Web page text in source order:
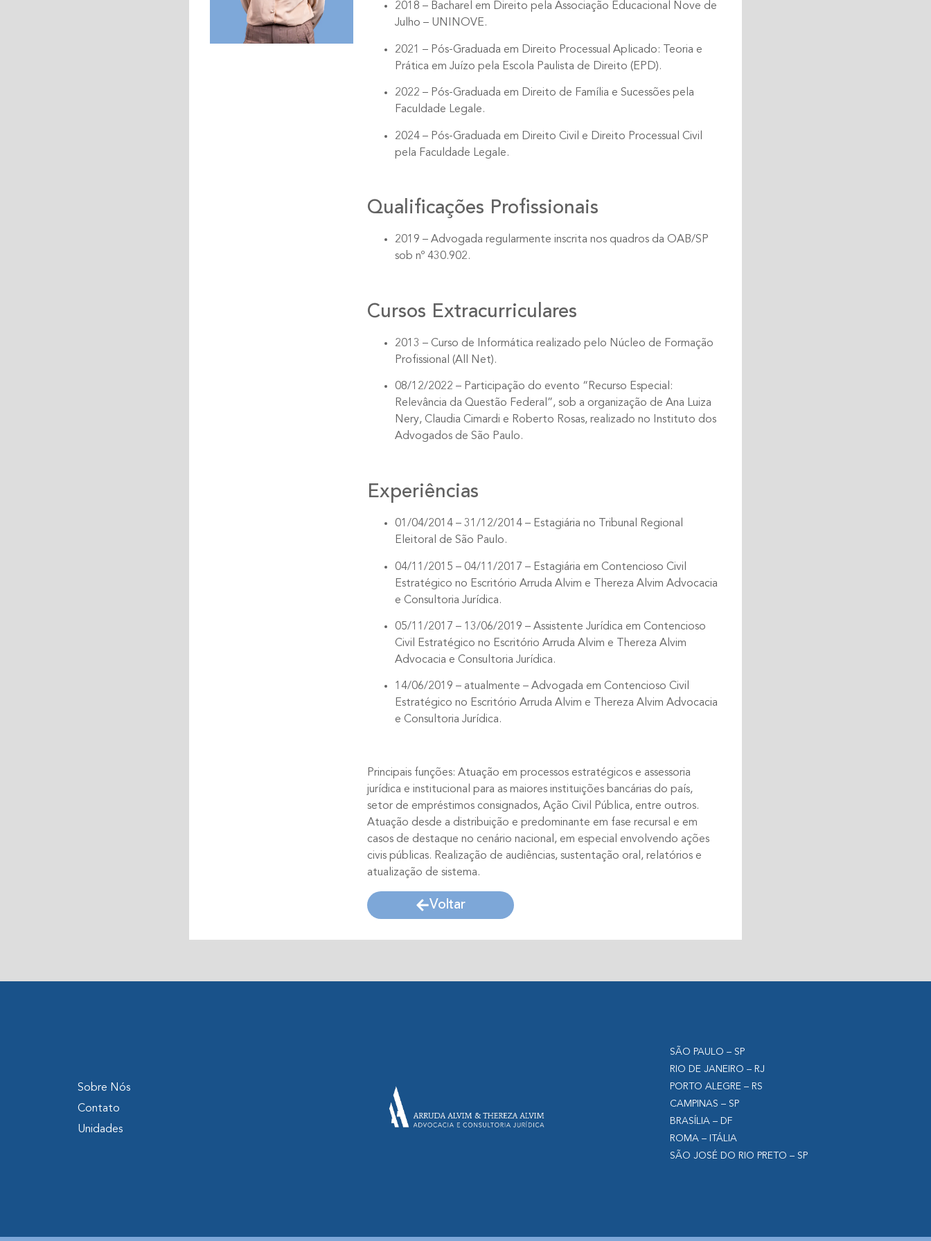
2018 – Bacharel em Direito pela Associação Educacional Nove de
Julho – UNINOVE.
2021 – Pós-Graduada em Direito Processual Aplicado: Teoria e
Prática em Juízo pela Escola Paulista de Direito (EPD).
2022 – Pós-Graduada em Direito de Família e Sucessões pela
Faculdade Legale.
2024 – Pós-Graduada em Direito Civil e Direito Processual Civil
pela Faculdade Legale.
Qualificações Profissionais
2019 – Advogada regularmente inscrita nos quadros da OAB/SP
sob nº 430.902.
Cursos Extracurriculares
2013 – Curso de Informática realizado pelo Núcleo de Formação
Profissional (All Net).
08/12/2022 – Participação do evento “Recurso Especial:
Relevância da Questão Federal”, sob a organização de Ana Luiza
Nery, Claudia Cimardi e Roberto Rosas, realizado no Instituto dos
Advogados de São Paulo.
Experiências
01/04/2014 – 31/12/2014 – Estagiária no Tribunal Regional
Eleitoral de São Paulo.
04/11/2015 – 04/11/2017 – Estagiária em Contencioso Civil
Estratégico no Escritório Arruda Alvim e Thereza Alvim Advocacia
e Consultoria Jurídica.
05/11/2017 – 13/06/2019 – Assistente Jurídica em Contencioso
Civil Estratégico no Escritório Arruda Alvim e Thereza Alvim
Advocacia e Consultoria Jurídica.
14/06/2019 – atualmente – Advogada em Contencioso Civil
Estratégico no Escritório Arruda Alvim e Thereza Alvim Advocacia
e Consultoria Jurídica.
Principais funções: Atuação em processos estratégicos e assessoria
jurídica e institucional para as maiores instituições bancárias do país,
setor de empréstimos consignados, Ação Civil Pública, entre outros.
Atuação desde a distribuição e predominante em fase recursal e em
casos de destaque no cenário nacional, em especial envolvendo ações
civis públicas. Realização de audiências, sustentação oral, relatórios e
atualização de sistema.
Voltar
Sobre Nós
Contato
Unidades
SÃO PAULO – SP
RIO DE JANEIRO – RJ
PORTO ALEGRE – RS
CAMPINAS – SP
BRASÍLIA – DF
ROMA – ITÁLIA
SÃO JOSÉ DO RIO PRETO – SP